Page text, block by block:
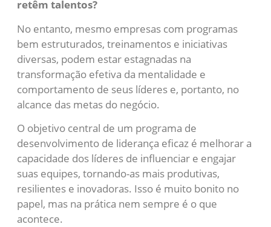
retêm talentos?
No entanto, mesmo empresas com programas
bem estruturados, treinamentos e iniciativas
diversas, podem estar estagnadas na
transformação efetiva da mentalidade e
comportamento de seus líderes e, portanto, no
alcance das metas do negócio.
O objetivo central de um programa de
desenvolvimento de liderança eficaz é melhorar a
capacidade dos líderes de influenciar e engajar
suas equipes, tornando-as mais produtivas,
resilientes e inovadoras. Isso é muito bonito no
papel, mas na prática nem sempre é o que
acontece.